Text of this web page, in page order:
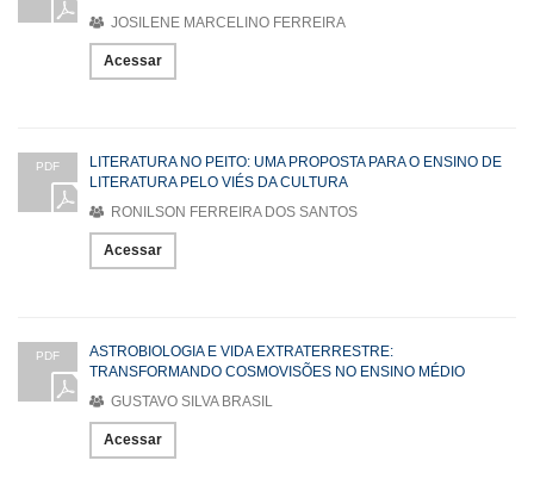
JOSILENE MARCELINO FERREIRA
Acessar
PDF
LITERATURA NO PEITO: UMA PROPOSTA PARA O ENSINO DE
LITERATURA PELO VIÉS DA CULTURA
RONILSON FERREIRA DOS SANTOS
Acessar
PDF
ASTROBIOLOGIA E VIDA EXTRATERRESTRE:
TRANSFORMANDO COSMOVISÕES NO ENSINO MÉDIO
GUSTAVO SILVA BRASIL
Acessar